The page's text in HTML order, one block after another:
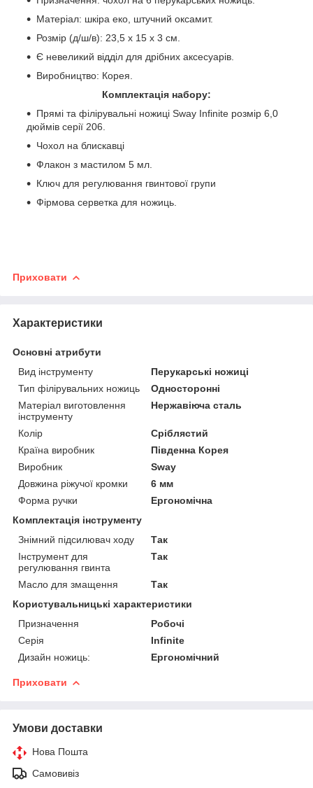
Матеріал: шкіра еко, штучний оксамит.
Розмір (д/ш/в): 23,5 х 15 х 3 см.
Є невеликий відділ для дрібних аксесуарів.
Виробництво: Корея.
Комплектація набору:
Прямі та філірувальні ножиці Sway Infinite розмір 6,0
дюймів серії 206.
Чохол на блискавці
Флакон з мастилом 5 мл.
Ключ для регулювання гвинтової групи
Фірмова серветка для ножиць.
Приховати
Характеристики
Основні атрибути
Вид інструменту
Перукарські ножиці
Тип філірувальних ножиць
Односторонні
Матеріал виготовлення
інструменту
Нержавіюча сталь
Колір
Сріблястий
Країна виробник
Південна Корея
Виробник
Sway
Довжина ріжучої кромки
6 мм
Форма ручки
Ергономічна
Комплектація інструменту
Знімний підсилювач ходу
Так
Інструмент для
регулювання гвинта
Так
Масло для змащення
Так
Користувальницькі характеристики
Призначення
Робочі
Серія
Infinite
Дизайн ножиць:
Ергономічний
Приховати
Умови доставки
Нова Пошта
Самовивіз